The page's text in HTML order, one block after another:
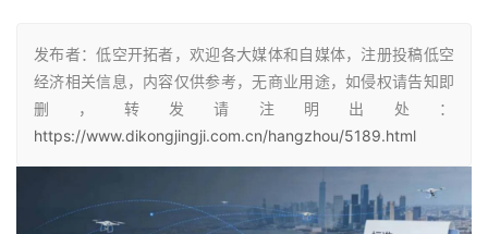
发布者：低空开拓者，欢迎各大媒体和自媒体，注册投稿低空
经济相关信息，内容仅供参考，无商业用途，如侵权请告知即
删，转发请注明出处：
https://www.dikongjingji.com.cn/hangzhou/5189.html